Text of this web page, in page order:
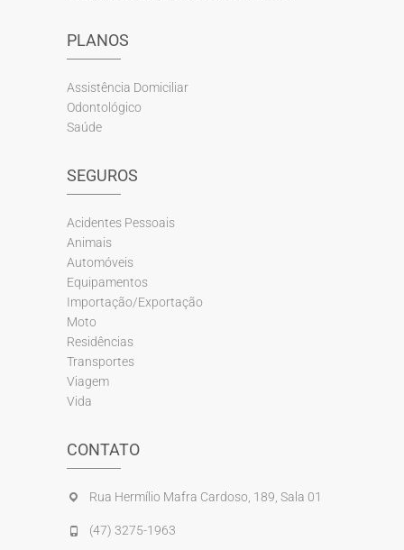
PLANOS
Assistência Domiciliar
Odontológico
Saúde
SEGUROS
Acidentes Pessoais
Animais
Automóveis
Equipamentos
Importação/Exportação
Moto
Residências
Transportes
Viagem
Vida
CONTATO
Rua Hermílio Mafra Cardoso, 189, Sala 01
(47) 3275-1963